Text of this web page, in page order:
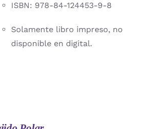
ISBN: 978-84-124453-9-8
Solamente libro impreso, no
disponible en digital.